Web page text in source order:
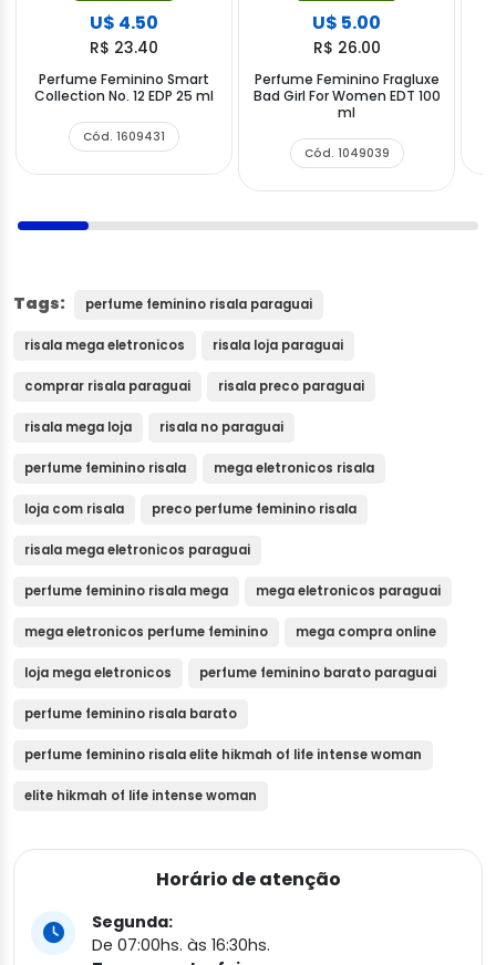
U$ 4.50
R$ 23.40
Perfume Feminino Smart
Collection No. 12 EDP 25 ml
Cód. 1609431
U$ 5.00
R$ 26.00
Perfume Feminino Fragluxe
Bad Girl For Women EDT 100
ml
Cód. 1049039
Tags: perfume feminino risala paraguai
risala mega eletronicos risala loja paraguai
comprar risala paraguai risala preco paraguai
risala mega loja risala no paraguai
perfume feminino risala mega eletronicos risala
loja com risala preco perfume feminino risala
risala mega eletronicos paraguai
perfume feminino risala mega mega eletronicos paraguai
mega eletronicos perfume feminino mega compra online
loja mega eletronicos perfume feminino barato paraguai
perfume feminino risala barato
perfume feminino risala elite hikmah of life intense woman
elite hikmah of life intense woman
Horário de atenção
Segunda:
De 07:00hs. às 16:30hs.